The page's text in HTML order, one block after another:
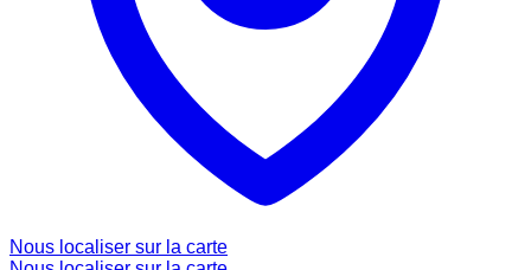
Nous localiser sur la carte